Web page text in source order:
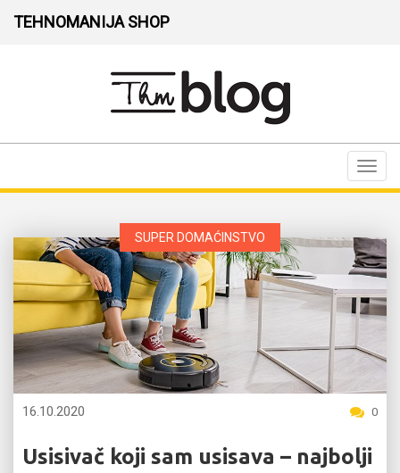
TEHNOMANIJA SHOP
SUPER DOMAĆINSTVO
16.10.2020 0
Usisivač koji sam usisava – najbolji